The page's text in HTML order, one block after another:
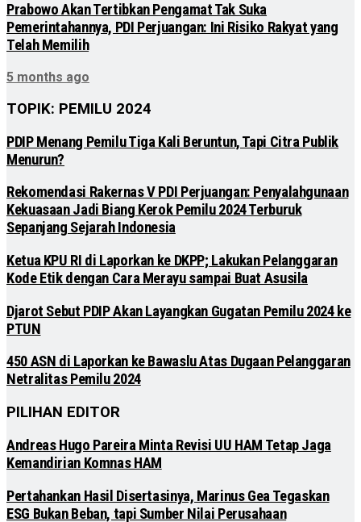
Prabowo Akan Tertibkan Pengamat Tak Suka
Pemerintahannya, PDI Perjuangan: Ini Risiko Rakyat yang
Telah Memilih
5 months ago
TOPIK: PEMILU 2024
PDIP Menang Pemilu Tiga Kali Beruntun, Tapi Citra Publik
Menurun?
Rekomendasi Rakernas V PDI Perjuangan: Penyalahgunaan
Kekuasaan Jadi Biang Kerok Pemilu 2024 Terburuk
Sepanjang Sejarah Indonesia
Ketua KPU RI di Laporkan ke DKPP; Lakukan Pelanggaran
Kode Etik dengan Cara Merayu sampai Buat Asusila
Djarot Sebut PDIP Akan Layangkan Gugatan Pemilu 2024 ke
PTUN
450 ASN di Laporkan ke Bawaslu Atas Dugaan Pelanggaran
Netralitas Pemilu 2024
PILIHAN EDITOR
Andreas Hugo Pareira Minta Revisi UU HAM Tetap Jaga
Kemandirian Komnas HAM
Pertahankan Hasil Disertasinya, Marinus Gea Tegaskan
ESG Bukan Beban, tapi Sumber Nilai Perusahaan